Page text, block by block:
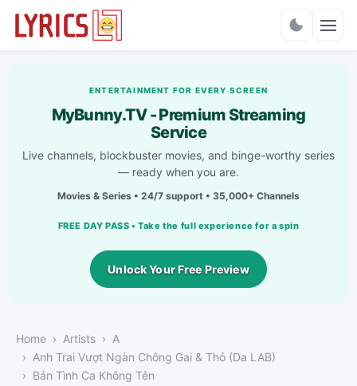
ENTERTAINMENT FOR EVERY SCREEN
MyBunny.TV - Premium Streaming
Service
Live channels, blockbuster movies, and binge-worthy series
— ready when you are.
Movies & Series • 24/7 support • 35,000+ Channels
FREE DAY PASS • Take the full experience for a spin
Unlock Your Free Preview
Home Artists
A
Anh Trai Vượt Ngàn Chông Gai & Thỏ (Da LAB)
Bản Tình Ca Không Tên